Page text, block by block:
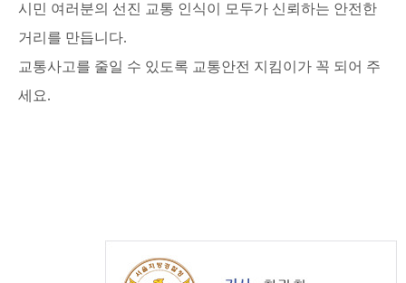
시민 여러분의 선진 교통 인식이 모두가 신뢰하는 안전한
거리를 만듭니다.
교통사고를 줄일 수 있도록 교통안전 지킴이가 꼭 되어 주
세요.